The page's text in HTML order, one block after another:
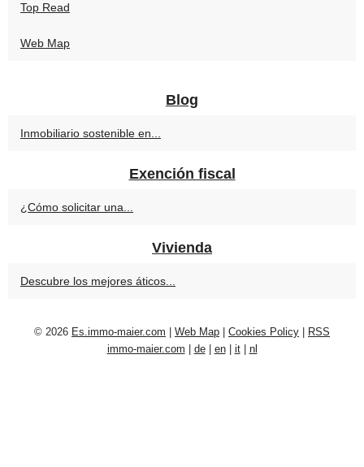
Top Read
Web Map
Blog
Inmobiliario sostenible en...
Exención fiscal
¿Cómo solicitar una...
Vivienda
Descubre los mejores áticos...
© 2026 Es.immo-maier.com Web Map Cookies Policy
RSS
immo-maier.com
de| en| it| nl